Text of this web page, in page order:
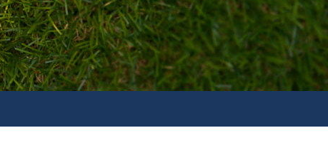
부서 및 직원소개
시설안내
찾아오시는 길